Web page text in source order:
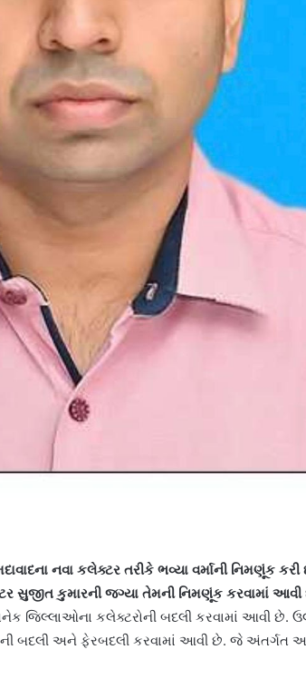
નવા કલેક્ટર તરીકે ભવ્યા વર્માની નિમણૂંક
સુજીત કુમારની જગ્યા તેમની નિમણૂંક કરવામાં
જિલ્લાઓના કલેક્ટરોની બદલી કરવામાં આવી છે.
અને ફેરબદલી કરવામાં આવી છે. જે અંતર્ગત